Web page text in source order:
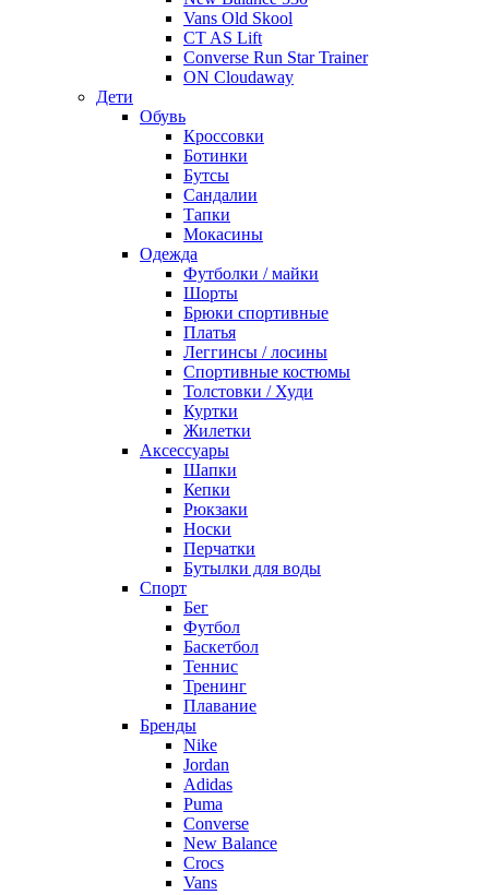
Vans Old Skool
CT AS Lift
Converse Run Star Trainer
ON Cloudaway
Дети
Обувь
Кроссовки
Ботинки
Бутсы
Сандалии
Тапки
Мокасины
Одежда
Футболки / майки
Шорты
Брюки спортивные
Платья
Леггинсы / лосины
Спортивные костюмы
Толстовки / Худи
Куртки
Жилетки
Аксессуары
Шапки
Кепки
Рюкзаки
Носки
Перчатки
Бутылки для воды
Спорт
Бег
Футбол
Баскетбол
Теннис
Тренинг
Плавание
Бренды
Nike
Jordan
Adidas
Puma
Converse
New Balance
Crocs
Vans